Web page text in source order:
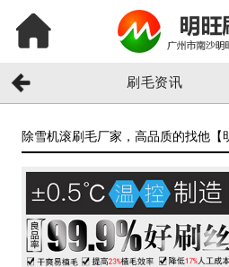
刷毛资讯
除雪机滚刷毛厂家，高品质的找他【